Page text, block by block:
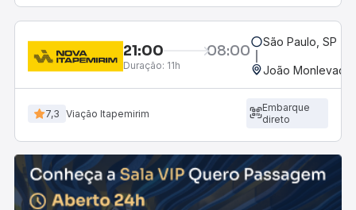
21:00 08:00
Duração: 11h
São Paulo, SP -
João
7,3 Viação Itapemirim
Embarque
direto